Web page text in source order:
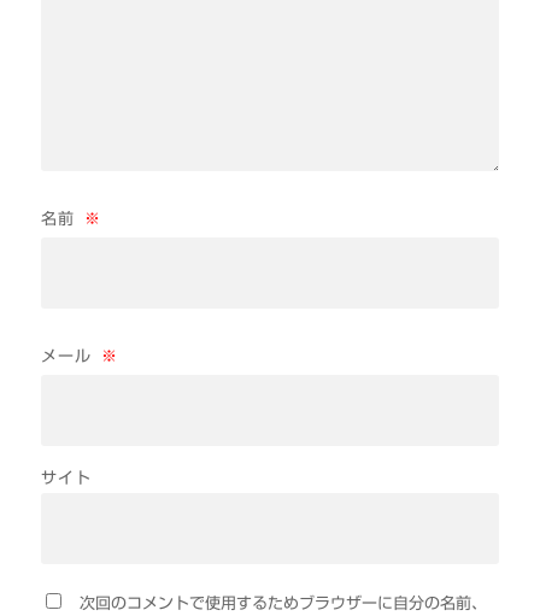
名前 ※
メール ※
サイト
次回のコメントで使用するためブラウザーに自分の名前、